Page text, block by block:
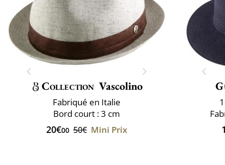
Collection Vascolino
Fabriqué en Italie
Bord court : 3 cm
20€00 50€ Mini Prix